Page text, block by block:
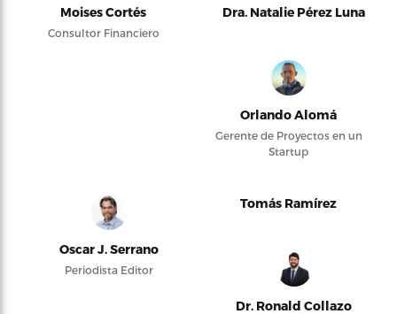
Moises Cortés
Consultor Financiero
Dra. Natalie Pérez Luna
Orlando Alomá
Gerente de Proyectos en un
Startup
Oscar J. Serrano
Periodista Editor
Tomás Ramírez
Dr. Ronald Collazo